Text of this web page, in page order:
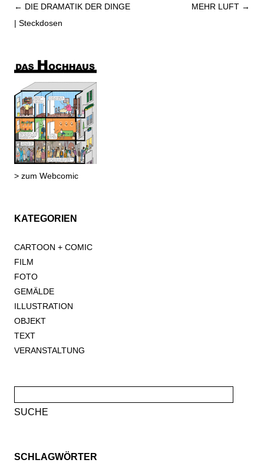
Beitrags-
Navigation
← DIE DRAMATIK DER DINGE
| Steckdosen
MEHR LUFT →
> zum Webcomic
KATEGORIEN
CARTOON + COMIC
FILM
FOTO
GEMÄLDE
ILLUSTRATION
OBJEKT
TEXT
VERANSTALTUNG
nach:
SCHLAGWÖRTER